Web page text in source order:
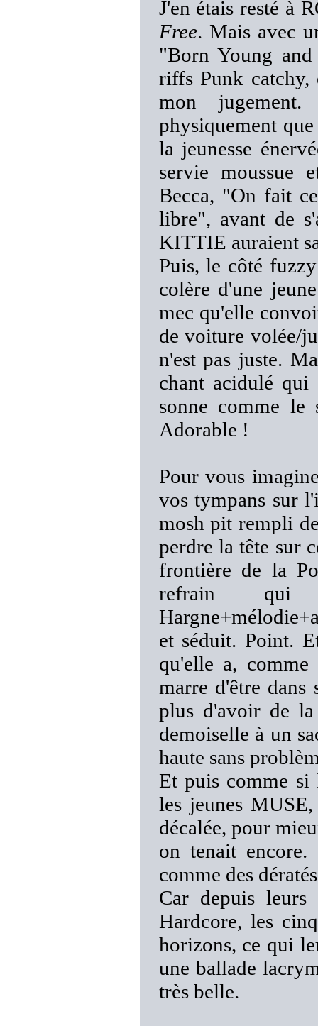
J'en étais resté à
Free. Mais avec
"Born Young
riffs Punk catchy,
mon jugement.
physiquement
la jeunesse
servie moussue
Becca, "On fait
libre", avant de
KITTIE auraient
Puis, le côté
colère d'une
mec qu'elle
de voiture volée/
n'est pas juste.
chant acidulé
sonne comme
Adorable !
Pour vous
vos tympans sur
mosh pit rempli
perdre la tête sur
frontière de la
refrain qui
et séduit. Point.
qu'elle a,
marre d'être dans
plus d'avoir de la
demoiselle à un
haute sans
Et puis comme
les jeunes
décalée, pour
on tenait
comme des
Car depuis leurs
Hardcore, les
horizons, ce qui
une ballade
très belle.